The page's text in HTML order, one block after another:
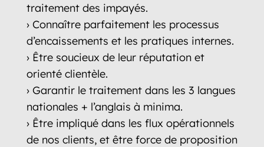
traitement des impayés.
› Connaître parfaitement les processus
d’encaissements et les pratiques internes.
› Être soucieux de leur réputation et
orienté clientèle.
› Garantir le traitement dans les 3 langues
nationales + l’anglais à minima.
› Être impliqué dans les flux opérationnels
de nos clients, et être force de proposition